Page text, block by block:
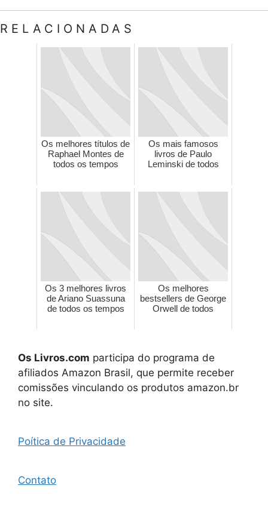
RELACIONADAS
Os melhores títulos de
Raphael Montes de
todos os tempos
Os mais famosos
livros de Paulo
Leminski de todos
Os 3 melhores livros
de Ariano Suassuna
de todos os tempos
Os melhores
bestsellers de George
Orwell de todos
Os Livros.com participa do programa de
afiliados Amazon Brasil, que permite receber
comissões vinculando os produtos amazon.br
no site.
Poítica de Privacidade
Contato